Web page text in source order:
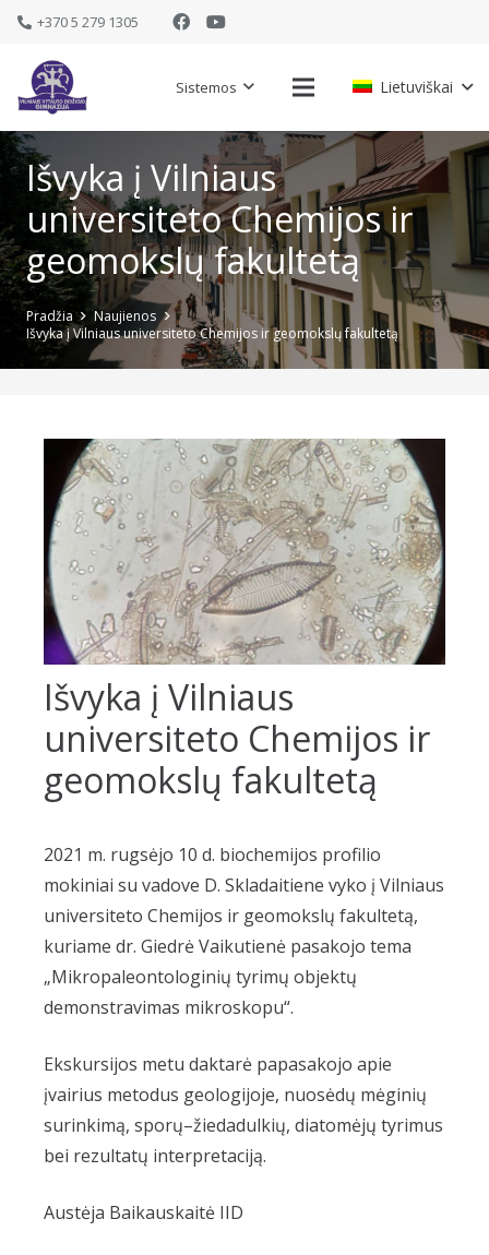
+370 5 279 1305
Sistemos Lietuviškai
Išvyka į Vilniaus
universiteto Chemijos ir
geomokslų fakultetą
Pradžia
Naujienos
Išvyka į Vilniaus universiteto Chemijos ir geomokslų fakultetą
Išvyka į Vilniaus
universiteto Chemijos ir
geomokslų fakultetą
2021 m. rugsėjo 10 d. biochemijos profilio
mokiniai su vadove D. Skladaitiene vyko į Vilniaus
universiteto Chemijos ir geomokslų fakultetą,
kuriame dr. Giedrė Vaikutienė pasakojo tema
„Mikropaleontologinių tyrimų objektų
demonstravimas mikroskopu“.
Ekskursijos metu daktarė papasakojo apie
įvairius metodus geologijoje, nuosėdų mėginių
surinkimą, sporų–žiedadulkių, diatomėjų tyrimus
bei rezultatų interpretaciją.
Austėja Baikauskaitė IID